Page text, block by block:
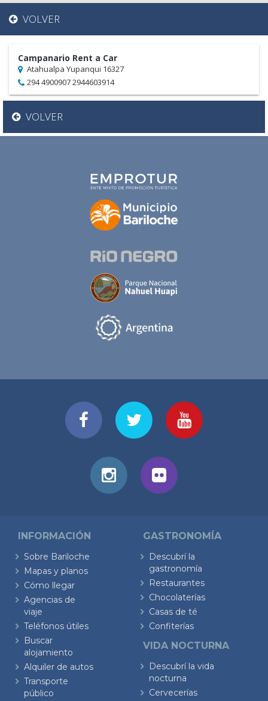
VOLVER
Campanario Rent a Car
Atahualpa Yupanqui 16327
294 4900907 2944603914
VOLVER
INFORMACIÓN
Sobre Bariloche
Mapas y planos
Cómo llegar
Agencias de
viaje
Teléfonos útiles
Buscar
alojamiento
Alquiler de autos
Transporte
público
GASTRONOMÍA
Descubrí la
gastronomía
Restaurantes
Chocolaterías
Casas de té
Confiterías
VIDA NOCTURNA
Descubrí la vida
nocturna
Cervecerías